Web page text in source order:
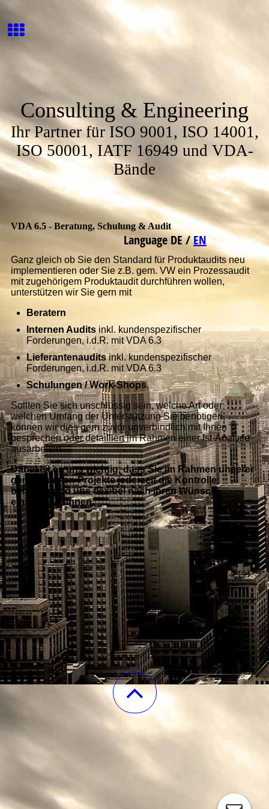
Consulting & Engineering
Ihr Partner für ISO 9001, ISO 14001,
ISO 50001, IATF 16949 und VDA-
Bände
VDA 6.5 - Beratung, Schulung & Audit
LanguageDE/EN
Ganz gleich ob Sie den Standard für Produktaudits neu
implementieren oder Sie z.B. gem. VW ein Prozessaudit
mit zugehörigem Produktaudit durchführen wollen,
unterstützen wir Sie gern mit
Beratern
Internen Audits inkl. kundenspezifischer
Forderungen, i.d.R. mit VDA 6.3
Lieferantenauditsinkl. kundenspezifischer
Forderungen, i.d.R. mit VDA 6.3
Schulungen / Work-Shops.
Sollten Sie sich unschlüssig sein, welche Art oder
welchen Umfang der Unterstützung Sie benötigen,
können wir dies gern zuvor unverbindlich mit Ihnen
besprechen oder detailliert im Rahmen einer Ist-Analyse
ausarbeiten.
Dabei ist es uns wichtig, dass Sie im Rahmen unserer
gemeinsamen Projekte jederzeit die Kontrolle
behalten und uns flexibel nach Ihren Wünsch
einsetzen können.